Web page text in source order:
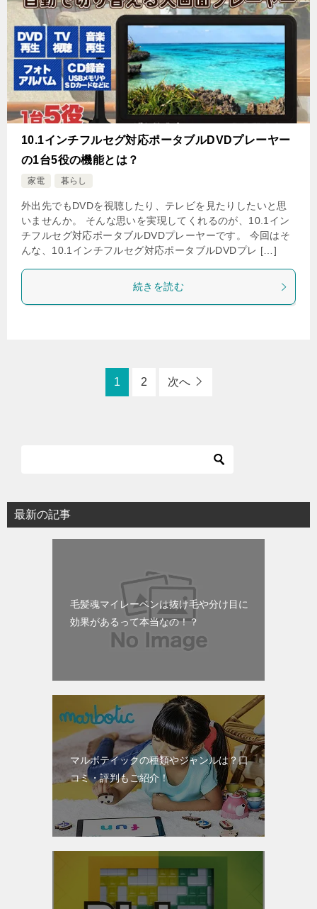
10.1インチフルセグ対応ポータブルDVDプレーヤー
の1台5役の機能とは？
家電 暮らし
外出先でもDVDを視聴したり、テレビを見たりしたいと思
いませんか。 そんな思いを実現してくれるのが、10.1イン
チフルセグ対応ポータブルDVDプレーヤーです。 今回はそ
んな、10.1インチフルセグ対応ポータブルDVDプレ […]
続きを読む
1 2 次へ
最新の記事
毛髪魂マイレーベンは抜け毛や分け目に
効果があるって本当なの！？
マルボテイックの種類やジャンルは？口
コミ・評判もご紹介！